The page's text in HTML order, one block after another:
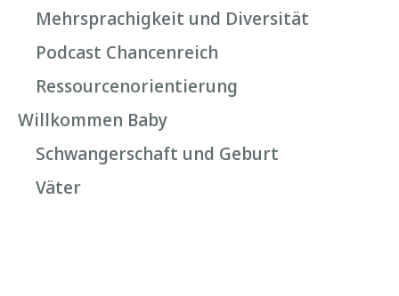
Mehrsprachigkeit und Diversität
Podcast Chancenreich
Ressourcenorientierung
Willkommen Baby
Schwangerschaft und Geburt
Väter